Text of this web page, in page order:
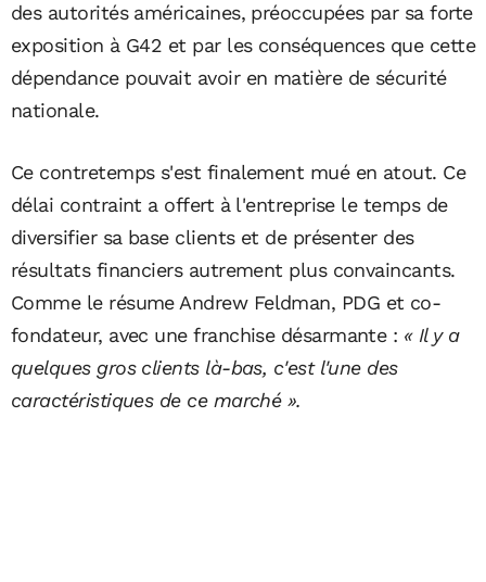
des autorités américaines, préoccupées par sa forte
exposition à G42 et par les conséquences que cette
dépendance pouvait avoir en matière de sécurité
nationale.
Ce contretemps s'est finalement mué en atout. Ce
délai contraint a offert à l'entreprise le temps de
diversifier sa base clients et de présenter des
résultats financiers autrement plus convaincants.
Comme le résume Andrew Feldman, PDG et co-
fondateur, avec une franchise désarmante : « Il y a
quelques gros clients là-bas, c'est l'une des
caractéristiques de ce marché ».